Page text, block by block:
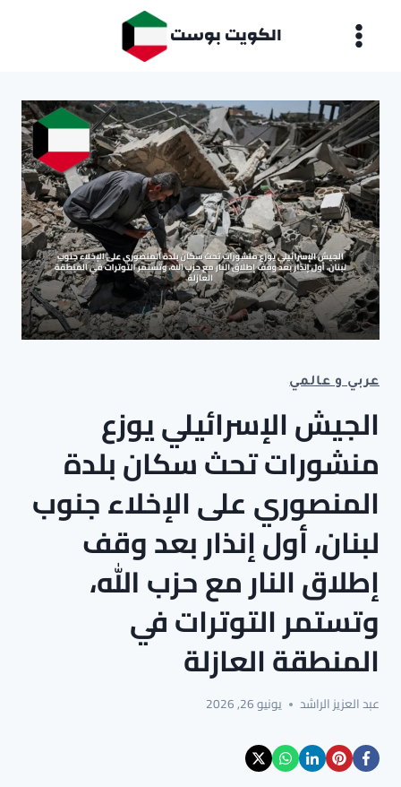
الكويت بوست
عربي و عالمي
الجيش الإسرائيلي يوزع
منشورات تحث سكان بلدة
المنصوري على الإخلاء جنوب
لبنان، أول إنذار بعد وقف
إطلاق النار مع حزب الله،
وتستمر التوترات في
المنطقة العازلة
عبد العزيز الراشد يونيو 26, 2026